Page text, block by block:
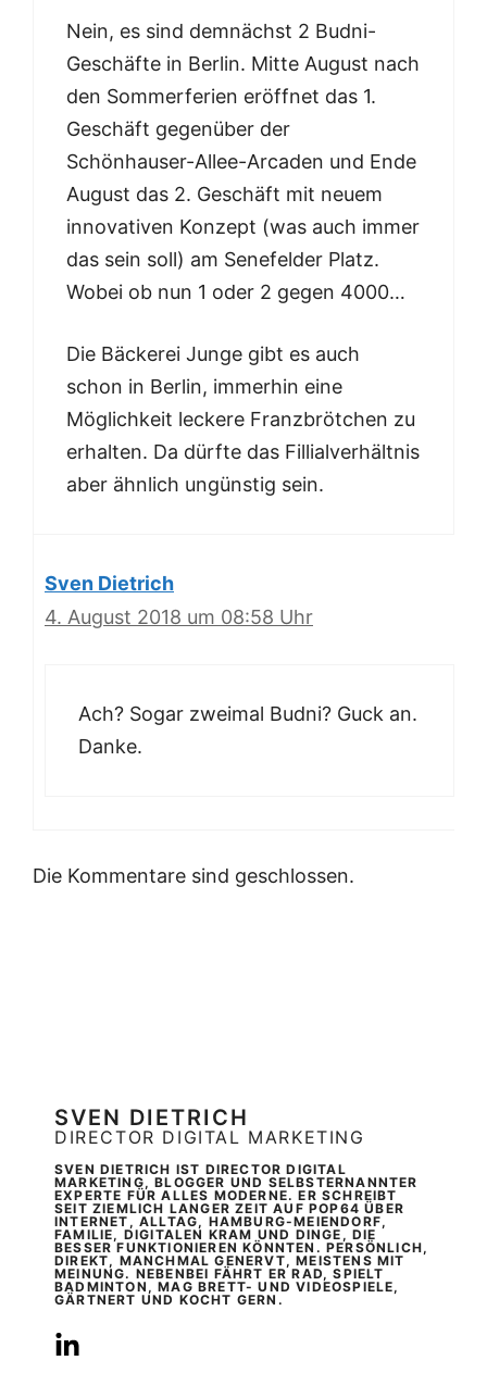
Nein, es sind demnächst 2 Budni-
Geschäfte in Berlin. Mitte August nach
den Sommerferien eröffnet das 1.
Geschäft gegenüber der
Schönhauser-Allee-Arcaden und Ende
August das 2. Geschäft mit neuem
innovativen Konzept (was auch immer
das sein soll) am Senefelder Platz.
Wobei ob nun 1 oder 2 gegen 4000…
Die Bäckerei Junge gibt es auch
schon in Berlin, immerhin eine
Möglichkeit leckere Franzbrötchen zu
erhalten. Da dürfte das Fillialverhältnis
aber ähnlich ungünstig sein.
Sven Dietrich
4. August 2018 um 08:58 Uhr
Ach? Sogar zweimal Budni? Guck an.
Danke.
Die Kommentare sind geschlossen.
SVEN DIETRICH
DIRECTOR DIGITAL MARKETING
SVEN DIETRICH IST DIRECTOR DIGITAL
MARKETING, BLOGGER UND SELBSTERNANNTER
EXPERTE FÜR ALLES MODERNE. ER SCHREIBT
SEIT ZIEMLICH LANGER ZEIT AUF POP64 ÜBER
INTERNET, ALLTAG, HAMBURG-MEIENDORF,
FAMILIE, DIGITALEN KRAM UND DINGE, DIE
BESSER FUNKTIONIEREN KÖNNTEN. PERSÖNLICH,
DIREKT, MANCHMAL GENERVT, MEISTENS MIT
MEINUNG. NEBENBEI FÄHRT ER RAD, SPIELT
BADMINTON, MAG BRETT- UND VIDEOSPIELE,
GÄRTNERT UND KOCHT GERN.